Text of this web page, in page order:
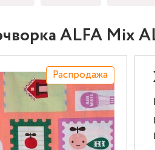
ALFA Mix
Распродажа